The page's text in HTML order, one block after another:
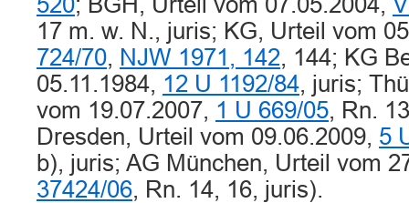
17 m. w. N., juris; KG, Urteil vom
724/70, NJW 1971, 142, 144; KG
05.11.1984, 12 U 1192/84, juris;
vom 19.07.2007, 1 U 669/05, Rn.
Dresden, Urteil vom 09.06.2009, 5
b), juris; AG München, Urteil vom
37424/06, Rn. 14, 16, juris).